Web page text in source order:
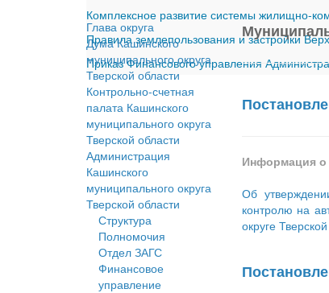
Комплексное развитие системы жилищно-
Правила землепользования и застройки
Приказ Финансового управления
Глава округа
Дума Кашинского
муниципального округа
Тверской области
Контрольно-счетная
палата Кашинского
муниципального округа
Тверской области
Администрация
Кашинского
муниципального округа
Тверской области
Структура
Полномочия
Отдел ЗАГС
Финансовое
управление
Информация о
Об
контролю на
округе